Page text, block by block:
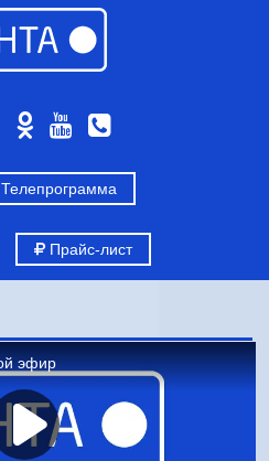
Телепрограмма
Прайс-лист